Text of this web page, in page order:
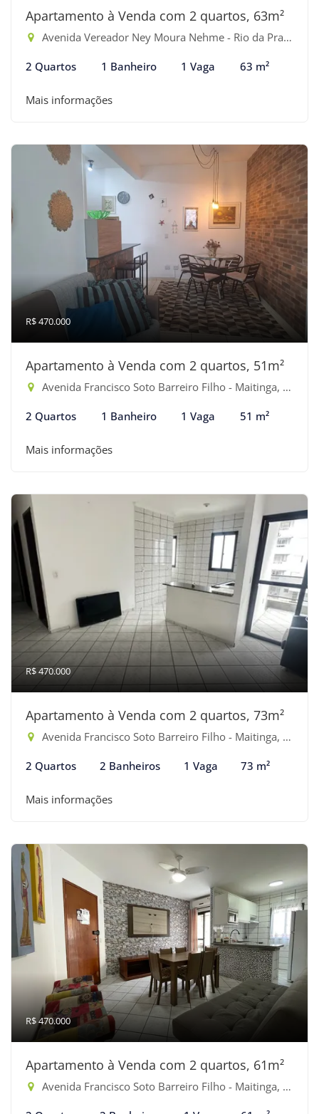
Apartamento à Venda com 2 quartos, 63m²
Avenida Vereador Ney Moura Nehme - Rio da Praia, Bertioga-SP
2 Quartos 1 Banheiro 1 Vaga 63 m²
Mais informações
R$ 470.000
Apartamento à Venda com 2 quartos, 51m²
Avenida Francisco Soto Barreiro Filho - Maitinga, Bertioga-SP
2 Quartos 1 Banheiro 1 Vaga 51 m²
Mais informações
R$ 470.000
Apartamento à Venda com 2 quartos, 73m²
Avenida Francisco Soto Barreiro Filho - Maitinga, Bertioga-SP
2 Quartos 2 Banheiros 1 Vaga 73 m²
Mais informações
R$ 470.000
Apartamento à Venda com 2 quartos, 61m²
Avenida Francisco Soto Barreiro Filho - Maitinga, Bertioga-SP